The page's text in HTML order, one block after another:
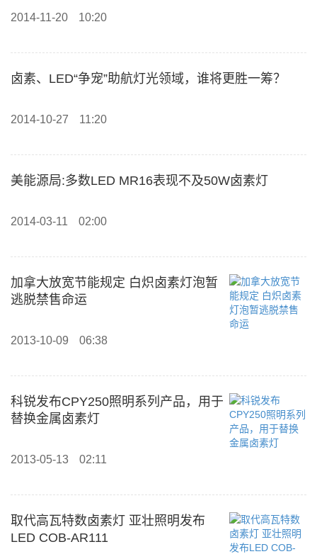
2014-11-20 10:20
卤素、LED“争宠”助航灯光领域，谁将更胜一筹？
2014-10-27 11:20
美能源局:多数LED MR16表现不及50W卤素灯
2014-03-11 02:00
加拿大放宽节能规定 白炽卤素灯泡暂
逃脱禁售命运
2013-10-09 06:38
科锐发布CPY250照明系列产品，用于
替换金属卤素灯
2013-05-13 02:11
取代高瓦特数卤素灯 亚壮照明发布
LED COB-AR111